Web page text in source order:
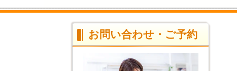
お問い合わせ・ご予約